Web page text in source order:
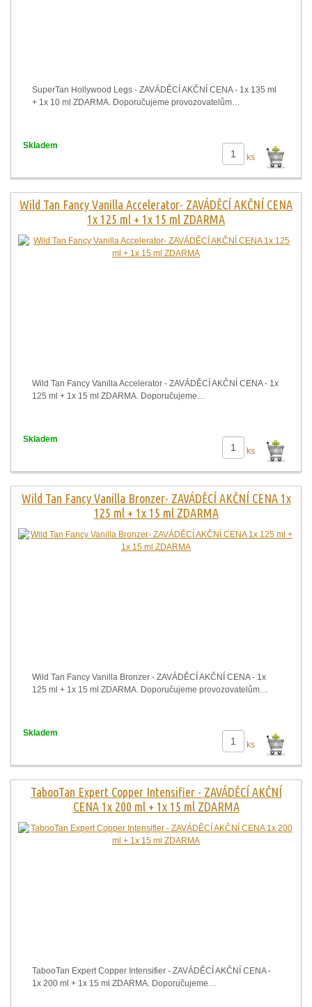
SuperTan Hollywood Legs - ZAVÁDĚCÍ AKČNÍ CENA - 1x 135 ml
+ 1x 10 ml ZDARMA. Doporučujeme provozovatelům…
ks
Skladem
Wild Tan Fancy Vanilla Accelerator- ZAVÁDĚCÍ AKČNÍ CENA
1x 125 ml + 1x 15 ml ZDARMA
Wild Tan Fancy Vanilla Accelerator - ZAVÁDĚCÍ AKČNÍ CENA - 1x
125 ml + 1x 15 ml ZDARMA. Doporučujeme…
ks
Skladem
Wild Tan Fancy Vanilla Bronzer- ZAVÁDĚCÍ AKČNÍ CENA 1x
125 ml + 1x 15 ml ZDARMA
Wild Tan Fancy Vanilla Bronzer - ZAVÁDĚCÍ AKČNÍ CENA - 1x
125 ml + 1x 15 ml ZDARMA. Doporučujeme provozovatelům…
ks
Skladem
TabooTan Expert Copper Intensifier - ZAVÁDĚCÍ AKČNÍ
CENA 1x 200 ml + 1x 15 ml ZDARMA
TabooTan Expert Copper Intensifier - ZAVÁDĚCÍ AKČNÍ CENA -
1x 200 ml + 1x 15 ml ZDARMA. Doporučujeme…